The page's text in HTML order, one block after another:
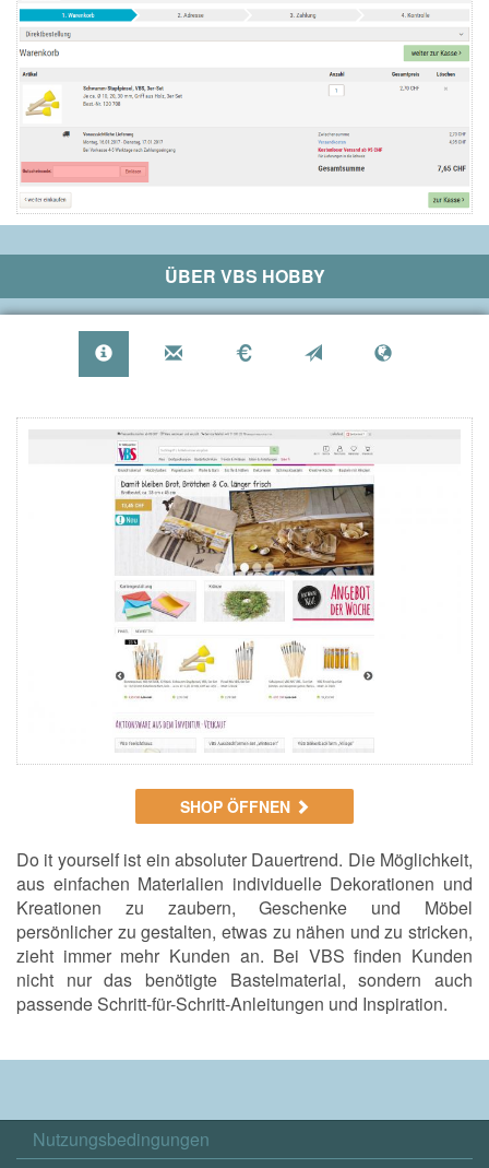
ÜBER VBS HOBBY
SHOP ÖFFNEN
Do it yourself ist ein absoluter Dauertrend. Die Möglichkeit,
aus einfachen Materialien individuelle Dekorationen und
Kreationen zu zaubern, Geschenke und Möbel
persönlicher zu gestalten, etwas zu nähen und zu stricken,
zieht immer mehr Kunden an. Bei VBS finden Kunden
nicht nur das benötigte Bastelmaterial, sondern auch
passende Schritt-für-Schritt-Anleitungen und Inspiration.
Nutzungsbedingungen